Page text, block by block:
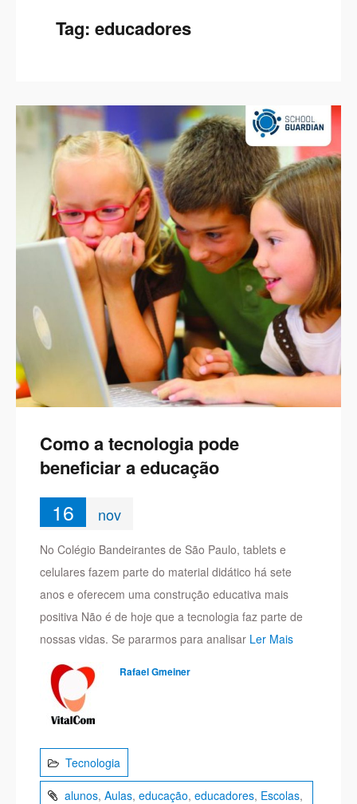
Tag:educadores
Como a tecnologia pode
beneficiar a educação
16 nov
No Colégio Bandeirantes de São Paulo, tablets e
celulares fazem parte do material didático há sete
anos e oferecem uma construção educativa mais
positiva Não é de hoje que a tecnologia faz parte de
nossas vidas. Se pararmos para analisar Ler Mais
Rafael Gmeiner
Tecnologia
alunos,Aulas,educação,educadores, Escolas,